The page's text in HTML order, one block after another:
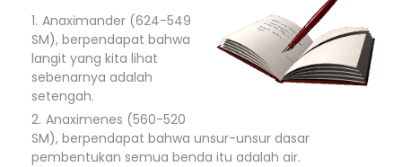
Anaximander (624-549
SM), berpendapat bahwa
langit yang kita lihat
sebenarnya adalah
setengah.
Anaximenes (560-520
SM), berpendapat bahwa unsur-unsur dasar
pembentukan semua benda itu adalah air.